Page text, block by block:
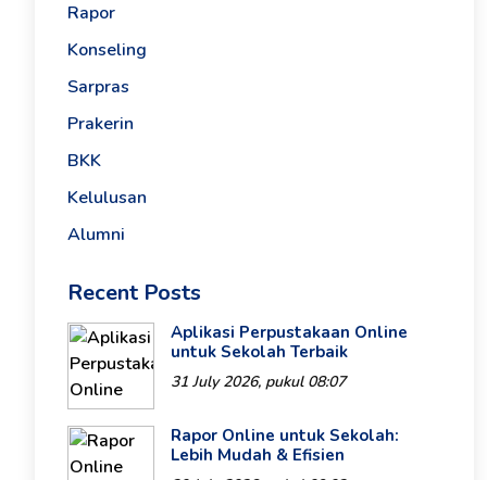
Rapor
Konseling
Sarpras
Prakerin
BKK
Kelulusan
Alumni
Recent Posts
Aplikasi Perpustakaan Online
untuk Sekolah Terbaik
31 July 2026, pukul 08:07
Rapor Online untuk Sekolah:
Lebih Mudah & Efisien